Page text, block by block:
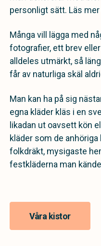
personligt sätt. Läs
Många vill lägga med
fotografier, ett brev
alldeles utmärkt, så
får av naturliga skäl
Man kan ha på sig
egna kläder kläs i en
likadan ut oavsett kön
kläder som de
folkdräkt, mysigaste
festkläderna man
Våra kistor